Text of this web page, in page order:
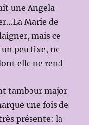
une Angela
Marie de
mais ce
peu fixe, ne
elle ne rend
tambour major
une fois de
présente: la